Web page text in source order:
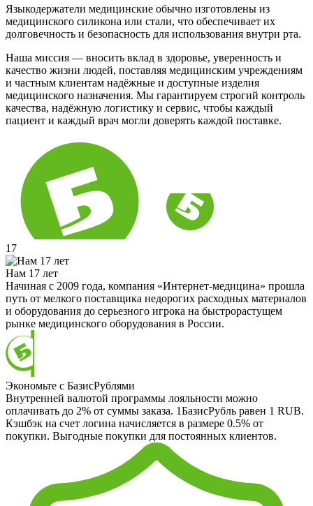
Языкодержатели медицинские обычно изготовлены из
медицинского силикона или стали, что обеспечивает их
долговечность и безопасность для использования внутри рта.
Наша миссия — вносить вклад в здоровье, уверенность и
качество жизни людей, поставляя медицинским учреждениям
и частным клиентам надёжные и доступные изделия
медицинского назначения. Мы гарантируем строгий контроль
качества, надёжную логистику и сервис, чтобы каждый
пациент и каждый врач могли доверять каждой поставке.
17
Нам 17 лет
Начиная с 2009 года, компания «Интернет-медицина» прошла
путь от мелкого поставщика недорогих расходных материалов
и оборудования до серьезного игрока на быстрорастущем
рынке медицинского оборудования в России.
Экономьте с БазисРублями
Внутренней валютой программы лояльности можно
оплачивать до 2% от суммы заказа. 1БазисРубль равен 1 RUB.
Кэшбэк на счет логина начисляется в размере 0.5% от
покупки. Выгодные покупки для постоянных клиентов.